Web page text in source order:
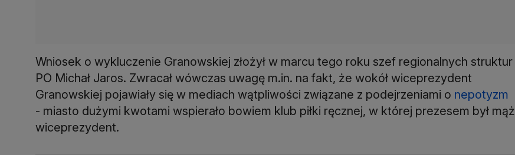
Wniosek o wykluczenie Granowskiej złożył w marcu tego roku szef regionalnych struktur
PO Michał Jaros. Zwracał wówczas uwagę m.in. na fakt, że wokół wiceprezydent
Granowskiej pojawiały się w mediach wątpliwości związane z podejrzeniami o nepotyzm
- miasto dużymi kwotami wspierało bowiem klub piłki ręcznej, w której prezesem był mąż
wiceprezydent.